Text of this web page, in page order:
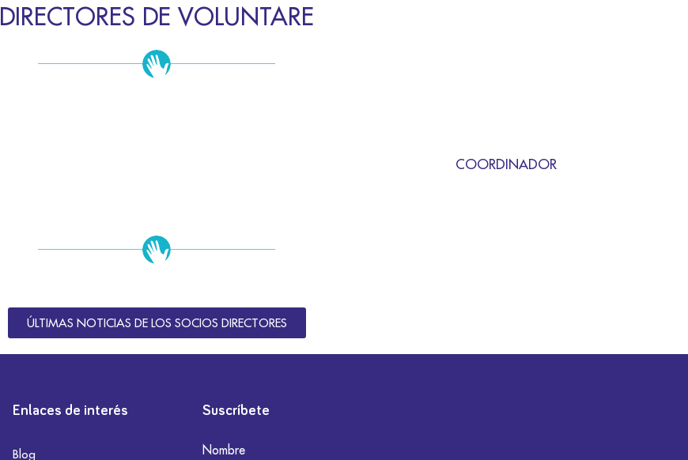
DIRECTORES DE VOLUNTARE
COORDINADOR
ÚLTIMAS NOTICIAS DE LOS SOCIOS DIRECTORES
Enlaces de interés
Blog
Suscríbete
Nombre